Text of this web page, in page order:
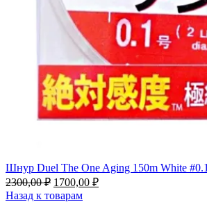
Шнур Duel The One Aging 150m White
2300,00₽ 1700,00 ₽
Назад к товарам